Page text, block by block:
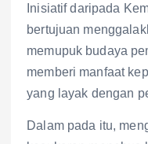
Inisiatif daripada
bertujuan
memupuk budaya
memberi manfaat
yang layak dengan
Dalam pada itu,